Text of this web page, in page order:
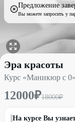
Предложение
Вы можете запросить у
Курс «Маникюр с
Эра красоты
Курс «Маникюр с 0»
12000₽18000₽
На курсе Вы